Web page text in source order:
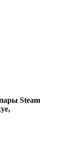
Steam